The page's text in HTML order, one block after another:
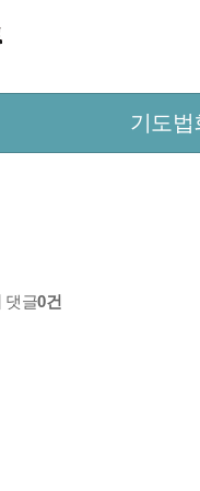
기도법
댓글0건